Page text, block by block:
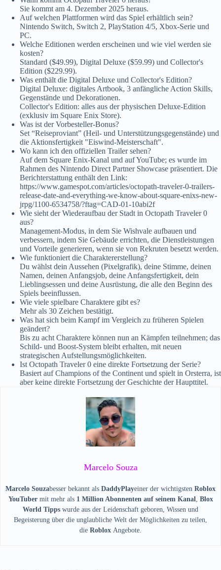
Sie kommt am 4. Dezember 2025 heraus.
Auf welchen Plattformen wird das Spiel erhältlich sein?
Nintendo Switch, Switch 2, PlayStation 4/5, Xbox-Serie und
PC.
Welche Editionen werden erscheinen und wie viel werden sie
kosten?
Standard ($49.99), Digital Deluxe ($59.99) und Collector's
Edition ($229.99).
Was enthält die Digital Deluxe und Collector's Edition?
Digital Deluxe: digitales Artbook, 3 anfängliche Action Skills,
Gegenstände und Dekorationen.
Collector's Edition: alles aus der physischen Deluxe-Edition
(exklusiv im Square Enix Store).
Was ist der Vorbesteller-Bonus?
Set “Reiseproviant” (Heil- und Unterstützungsgegenstände) und
die Aktionsfertigkeit "Eiswind-Meisterschaft".
Wo kann ich den offiziellen Trailer sehen?
Auf dem Square Enix-Kanal und auf YouTube; es wurde im
Rahmen des Nintendo Direct Partner Showcase präsentiert. Die
Berichterstattung enthält den Link:
https://www.gamespot.com/articles/octopath-traveler-0-trailers-
release-date-and-everything-we-know-about-square-enixs-new-
jrpg/1100-6534758/?ftag=CAD-01-10abi2f
Wie sieht der Wiederaufbau der Stadt in Octopath Traveler 0
aus?
Management-Modus, in dem Sie Wishvale aufbauen und
verbessern, indem Sie Gebäude errichten, die Dienstleistungen
und Vorteile generieren, wenn sie von Rekruten besetzt werden.
Wie funktioniert die Charaktererstellung?
Du wählst dein Aussehen (Pixelgrafik), deine Stimme, deinen
Namen, deinen Anfangsjob, deine Anfangsfertigkeit, dein
Lieblingsessen und deine Ausrüstung, die alle den Beginn des
Spiels beeinflussen.
Wie viele spielbare Charaktere gibt es?
Mehr als 30 Zeichen bestätigt.
Was hat sich beim Kampf im Vergleich zu früheren Spielen
geändert?
Bis zu acht Charaktere können nun an Kämpfen teilnehmen; das
Schild- und Boost-System bleibt erhalten, mit neuen
strategischen Aufstellungsmöglichkeiten.
Ist Octopath Traveler 0 eine direkte Fortsetzung der Serie?
Basiert auf Champions of the Continent und spielt in Orsterra, ist
aber keine direkte Fortsetzung der Geschichte der Haupttitel.
Marcelo Souza
Marcelo Souzabesser bekannt als DaddyPlayeiner der wichtigsten Roblox
YouTubermit mehr als 1 Million Abonnenten auf seinem Kanal, Blox
World Tipps wurde aus der Leidenschaft geboren, Wissen und
Begeisterung über die unglaubliche Welt der Möglichkeiten zu teilen,
die Roblox Angebote.